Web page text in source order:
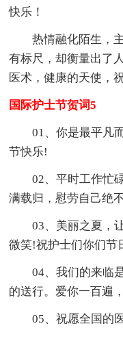
快乐！
热情融化陌生，
有标尺，却衡量出了
医术，健康的天使，
国际护士节贺词5
01、你是最平凡
节快乐!
02、平时工作忙
满载归，慰劳自己绝
03、美丽之夏，
微笑!祝护士们你们节
04、我们的来临
的送行。爱你一百遍
05、祝愿全国的